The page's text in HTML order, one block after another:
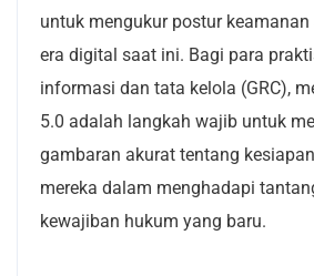
untuk mengukur postur
era digital saat ini. Bagi para
informasi dan tata kelola (GRC),
5.0 adalah langkah wajib untuk
gambaran akurat tentang
mereka dalam menghadapi
kewajiban hukum yang baru.